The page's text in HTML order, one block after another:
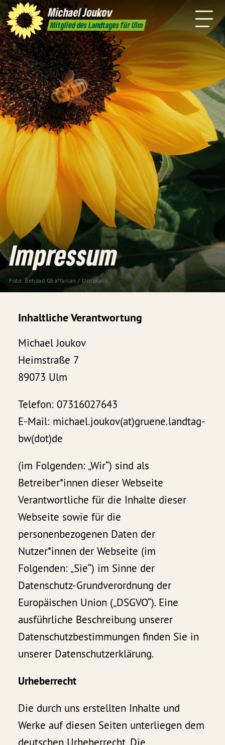
MichaelJoukov
Mitglied des Landtages für Ulm
Presse Praktikum Kontakt
mich
Foto: Behzad Ghaffarian / Unsplash
Impressum
Inhaltliche Verantwortung
Michael Joukov
Heimstraße 7
89073 Ulm
Telefon: 07316027643
E-Mail: michael.joukov(at)gruene.landtag-
bw(dot)de
(im Folgenden: „Wir“) sind als
Betreiber*innen dieser Webseite
Verantwortliche für die Inhalte dieser
Webseite sowie für die
personenbezogenen Daten der
Nutzer*innen der Webseite (im
Folgenden: „Sie“) im Sinne der
Datenschutz-Grundverordnung der
Europäischen Union („DSGVO“). Eine
ausführliche Beschreibung unserer
Datenschutzbestimmungen finden Sie in
unserer Datenschutzerklärung.
Urheberrecht
Die durch uns erstellten Inhalte und
Werke auf diesen Seiten unterliegen dem
deutschen Urheberrecht. Die